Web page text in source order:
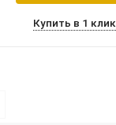
Купить в 1 клик